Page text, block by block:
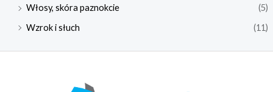
Włosy, skóra paznokcie
(5)
Wzrok i słuch
(11)